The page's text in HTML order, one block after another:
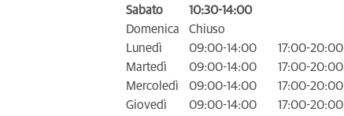
Sabato
10:30-14:00
Domenica
Chiuso
Lunedì
09:00-14:00
17:00-20:00
Martedì
09:00-14:00
17:00-20:00
Mercoledì
09:00-14:00
17:00-20:00
Giovedì
09:00-14:00
17:00-20:00